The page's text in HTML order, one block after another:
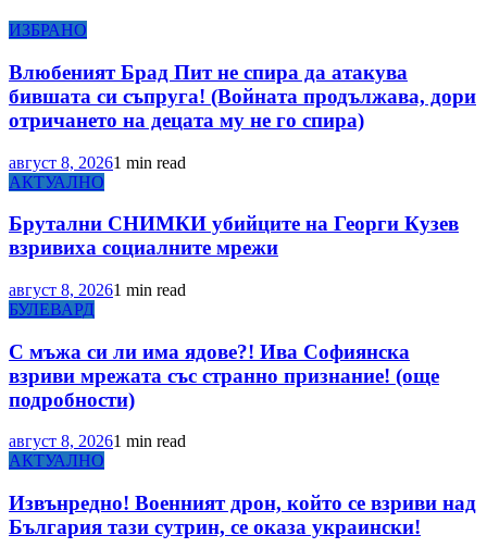
ИЗБРАНО
Влюбеният Брад Пит не спира да атакува
бившата си съпруга! (Войната продължава, дори
отричането на децата му не го спира)
август 8, 20261 min read
АКТУАЛНО
Брутални СНИМКИ убийците на Георги Кузев
взривиха социалните мрежи
август 8, 20261 min read
БУЛЕВАРД
С мъжа си ли има ядове?! Ива Софиянска
взриви мрежата със странно признание! (още
подробности)
август 8, 20261 min read
АКТУАЛНО
Извънредно! Военният дрон, който се взриви над
България тази сутрин, се оказа украински!